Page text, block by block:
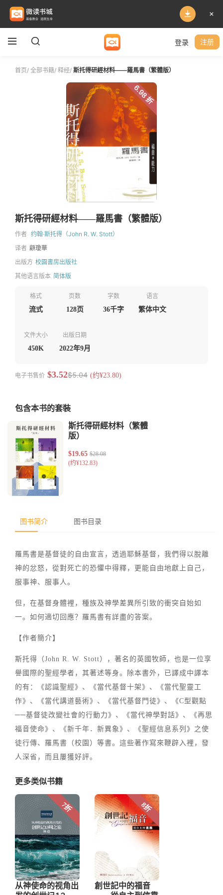
登录 注册
首页/ 全部书籍/ 释经/ 斯托得研經材料——羅馬書（繁體版）
6.98 折
斯托得研經材料——羅馬書（繁體版）
作者 约翰·斯托得（John R. W. Stott）
译者 顧瓊華
出版方 校園書房出版社
其他语言版本 简体版
格式
流式
页数
128页
字数
36千字
语言
繁体中文
文件大小
450K
出版日期
2022年9月
电子书售价 $3.52$5.04 (约¥23.80)
包含本书的套裝
图书简介 图书目录
羅馬書是基督徒的自由宣言，透過耶穌基督，我們得以脫離
神的忿怒，從對死亡的恐懼中得釋，更能自由地獻上自己，
服事神、服事人。
但，在基督身體裡，種族及神學差異所引致的衝突自始如
一。如何適切回應？羅馬書有詳盡的答案。
【作者簡介】
斯托得（John R. W. Stott），著名的英國牧師，也是一位享
譽國際的聖經學者，其著述等身。除本書外，已譯成中譯本
的有：《認識聖經》、《當代基督十架》、《當代聖靈工
作》、《當代講道藝術》、《當代基督門徒》、《C型觀點
──基督徒改變社會的行動力》、《當代神學對話》、《再思
福音使命》、《新千年．新異象》、《聖經信息系列》之使
徒行傳、羅馬書（校園）等書。這些著作寫來鞭辟入裡，發
人深省，而且屢獲好評。
更多类似书籍